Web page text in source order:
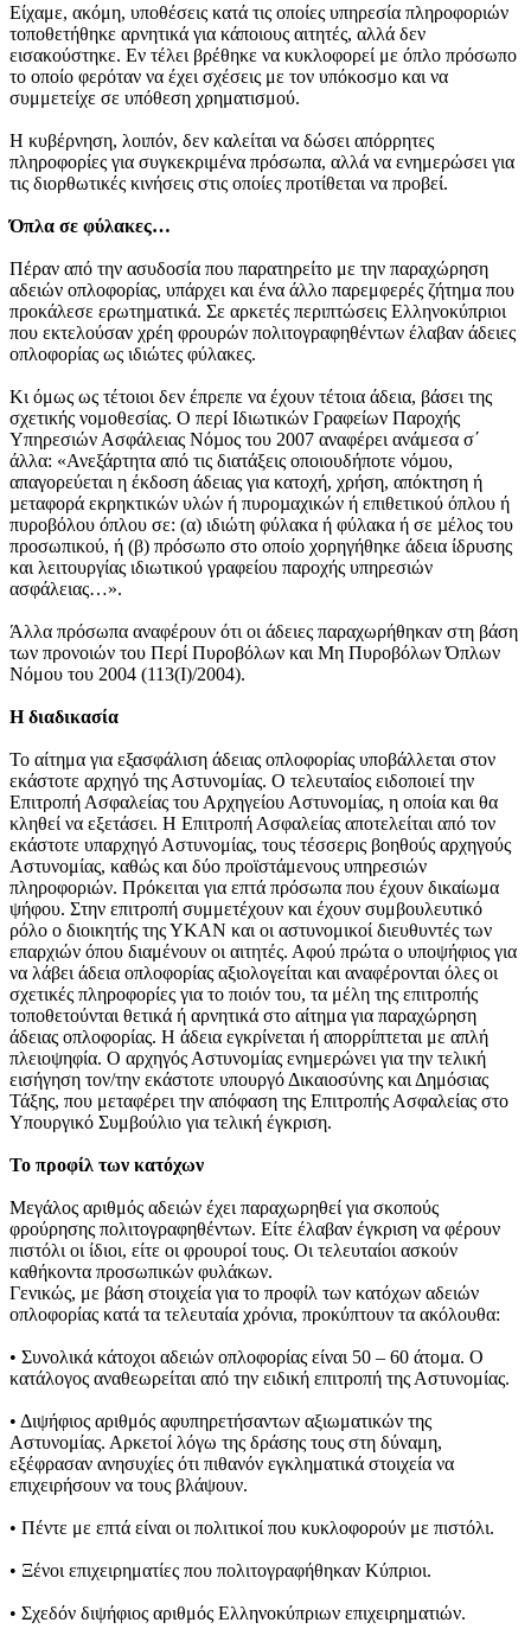
Είχαμε, ακόμη, υποθέσεις κατά τις οποίες υπηρεσία πληροφοριών
τοποθετήθηκε αρνητικά για κάποιους αιτητές, αλλά δεν
εισακούστηκε. Εν τέλει βρέθηκε να κυκλοφορεί με όπλο πρόσωπο
το οποίο φερόταν να έχει σχέσεις με τον υπόκοσμο και να
συμμετείχε σε υπόθεση χρηματισμού.
Η κυβέρνηση, λοιπόν, δεν καλείται να δώσει απόρρητες
πληροφορίες για συγκεκριμένα πρόσωπα, αλλά να ενημερώσει για
τις διορθωτικές κινήσεις στις οποίες προτίθεται να προβεί.
Όπλα σε φύλακες…
Πέραν από την ασυδοσία που παρατηρείτο με την παραχώρηση
αδειών οπλοφορίας, υπάρχει και ένα άλλο παρεμφερές ζήτημα που
προκάλεσε ερωτηματικά. Σε αρκετές περιπτώσεις Ελληνοκύπριοι
που εκτελούσαν χρέη φρουρών πολιτογραφηθέντων έλαβαν άδειες
οπλοφορίας ως ιδιώτες φύλακες.
Κι όμως ως τέτοιοι δεν έπρεπε να έχουν τέτοια άδεια, βάσει της
σχετικής νομοθεσίας. Ο περί Ιδιωτικών Γραφείων Παροχής
Υπηρεσιών Ασφάλειας Νόµος του 2007 αναφέρει ανάμεσα σ΄
άλλα: «Ανεξάρτητα από τις διατάξεις οποιουδήποτε νόµου,
απαγορεύεται η έκδοση άδειας για κατοχή, χρήση, απόκτηση ή
µεταφορά εκρηκτικών υλών ή πυροµαχικών ή επιθετικού όπλου ή
πυροβόλου όπλου σε: (α) ιδιώτη φύλακα ή φύλακα ή σε µέλος του
προσωπικού, ή (β) πρόσωπο στο οποίο χορηγήθηκε άδεια ίδρυσης
και λειτουργίας ιδιωτικού γραφείου παροχής υπηρεσιών
ασφάλειας…».
Άλλα πρόσωπα αναφέρουν ότι οι άδειες παραχωρήθηκαν στη βάση
των προνοιών του Περί Πυροβόλων και Μη Πυροβόλων Όπλων
Νόμου του 2004 (113(I)/2004).
Η διαδικασία
Το αίτημα για εξασφάλιση άδειας οπλοφορίας υποβάλλεται στον
εκάστοτε αρχηγό της Αστυνομίας. Ο τελευταίος ειδοποιεί την
Επιτροπή Ασφαλείας του Αρχηγείου Αστυνομίας, η οποία και θα
κληθεί να εξετάσει. Η Επιτροπή Ασφαλείας αποτελείται από τον
εκάστοτε υπαρχηγό Αστυνομίας, τους τέσσερις βοηθούς αρχηγούς
Αστυνομίας, καθώς και δύο προϊστάμενους υπηρεσιών
πληροφοριών. Πρόκειται για επτά πρόσωπα που έχουν δικαίωμα
ψήφου. Στην επιτροπή συμμετέχουν και έχουν συμβουλευτικό
ρόλο ο διοικητής της ΥΚΑΝ και οι αστυνομικοί διευθυντές των
επαρχιών όπου διαμένουν οι αιτητές. Αφού πρώτα ο υποψήφιος για
να λάβει άδεια οπλοφορίας αξιολογείται και αναφέρονται όλες οι
σχετικές πληροφορίες για το ποιόν του, τα μέλη της επιτροπής
τοποθετούνται θετικά ή αρνητικά στο αίτημα για παραχώρηση
άδειας οπλοφορίας. Η άδεια εγκρίνεται ή απορρίπτεται με απλή
πλειοψηφία. Ο αρχηγός Αστυνομίας ενημερώνει για την τελική
εισήγηση τον/την εκάστοτε υπουργό Δικαιοσύνης και Δημόσιας
Τάξης, που μεταφέρει την απόφαση της Επιτροπής Ασφαλείας στο
Υπουργικό Συμβούλιο για τελική έγκριση.
Το προφίλ των κατόχων
Μεγάλος αριθμός αδειών έχει παραχωρηθεί για σκοπούς
φρούρησης πολιτογραφηθέντων. Είτε έλαβαν έγκριση να φέρουν
πιστόλι οι ίδιοι, είτε οι φρουροί τους. Οι τελευταίοι ασκούν
καθήκοντα προσωπικών φυλάκων.
Γενικώς, με βάση στοιχεία για το προφίλ των κατόχων αδειών
οπλοφορίας κατά τα τελευταία χρόνια, προκύπτουν τα ακόλουθα:
• Συνολικά κάτοχοι αδειών οπλοφορίας είναι 50 – 60 άτομα. Ο
κατάλογος αναθεωρείται από την ειδική επιτροπή της Αστυνομίας.
• Διψήφιος αριθμός αφυπηρετήσαντων αξιωματικών της
Αστυνομίας. Αρκετοί λόγω της δράσης τους στη δύναμη,
εξέφρασαν ανησυχίες ότι πιθανόν εγκληματικά στοιχεία να
επιχειρήσουν να τους βλάψουν.
• Πέντε με επτά είναι οι πολιτικοί που κυκλοφορούν με πιστόλι.
• Ξένοι επιχειρηματίες που πολιτογραφήθηκαν Κύπριοι.
• Σχεδόν διψήφιος αριθμός Ελληνοκύπριων επιχειρηματιών.